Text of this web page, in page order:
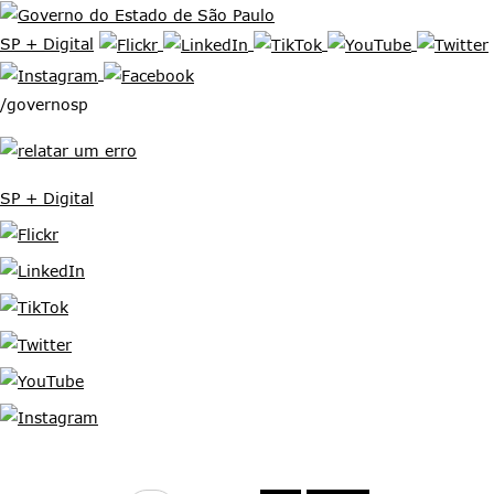
SP + Digital
/governosp
SP + Digital